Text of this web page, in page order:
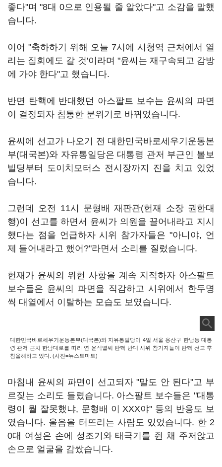
좋다"며 "8대 0으로 인용될 줄 알았다"고 소감을 말했
습니다.
이어 "축하하기 위해 오늘 7시에 시청역 근처에서 열
리는 집회에도 갈 것'이라며 "윤씨는 재구속되고 감방
에 가야 한다"고 했습니다.
반면 탄핵에 반대했던 아스팔트 보수는 윤씨의 파면
이 결정되자 침통한 분위기로 바뀌었습니다.
윤씨에 선고가 나오기 전 대한민국바로세우기운동본
부(대국본)와 자유통일당은 대통령 관저 부근인 볼보
빌딩부터 도이치모터스 전시장까지 진을 치고 있었
습니다.
그런데 오전 11시 문형배 재판관(헌재 소장 권한대
행)이 선고를 하면서 윤씨가 의원을 끌어내라고 지시
했다는 점을 언급하자 시위 참가자들은 "아니야, 언
제 들어내라고 했어?"라면서 소리를 질렀습니다.
헌재가 윤씨의 위헌 사항을 계속 지적하자 아스팔트
보수들은 윤씨의 파면을 직감하고 시위에서 한두명
씩 대열에서 이탈하는 모습도 보였습니다.
대한민국바로세우기운동본부(대국본)와 자유통일당이 4일 서울 용산구 한남동 대통
령 관저 근처 한남대로를 따라 연 윤석열씨 탄핵 반대 시위 참가자들이 탄핵 선고 후
침울해하고 있다. (사진=뉴스토마토)
마침내 윤씨의 파면이 선고되자 "말도 안 된다"고 부
르짖는 소리도 들렸습니다. 아스팔트 보수들은 "대통
령이 뭘 잘못했냐, 문형배 이 XXX야" 등의 반응도 보
였습니다. 울음을 터뜨리는 사람도 있었습니다. 한 2
0대 여성은 손에 성조기와 태극기를 쥔 채 주저앉고
손으로 얼굴을 감쌌습니다.